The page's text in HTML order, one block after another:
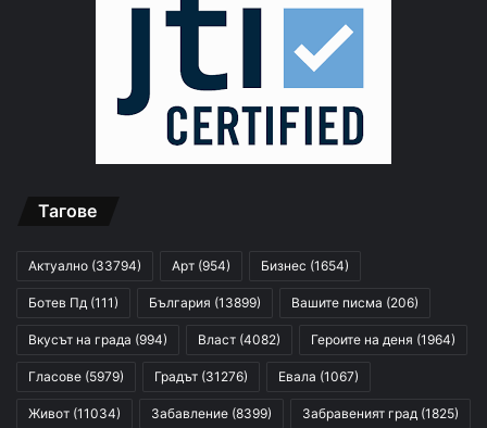
Тагове
Актуално (33794) Арт (954) Бизнес (1654)
Ботев Пд (111) България (13899) Вашите писма (206)
Вкусът на града (994) Власт (4082) Героите на деня (1964)
Гласове (5979) Градът (31276) Евала (1067)
Живот (11034) Забавление (8399) Забравеният град (1825)